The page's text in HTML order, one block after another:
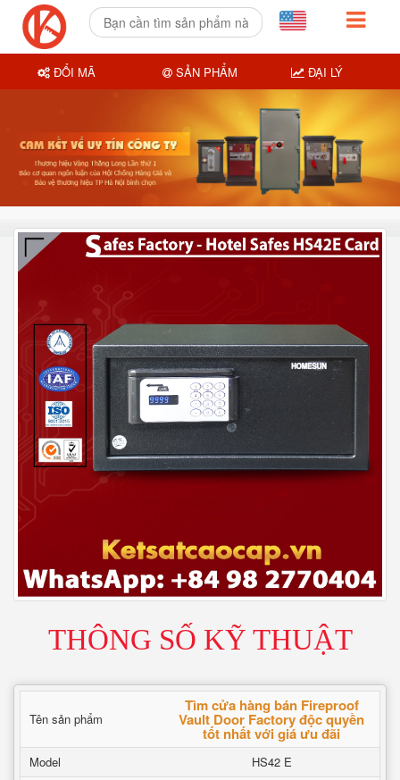
THÔNG SỐ KỸ THUẬT
Tên sản phẩm
Tìm cửa hàng bán Fireproof
Vault Door Factory độc quyền
tốt nhất với giá ưu đãi
Model
HS42 E
ĐỔI MÃ SẢN PHẨM ĐẠI LÝ